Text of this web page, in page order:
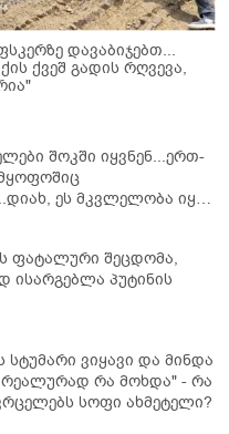
დავაბიჯებთ...
ქვეშ გადის რღვევა,
შოკში იყვნენ...ერთ-
ეს მკვლელობა იყო"
ტრაგედიის
ფატალური შეცდომა,
ისარგებლა პუტინის
ვიყავი და მინდა
რა მოხდა" - რა
სოფი ახმეტელი?